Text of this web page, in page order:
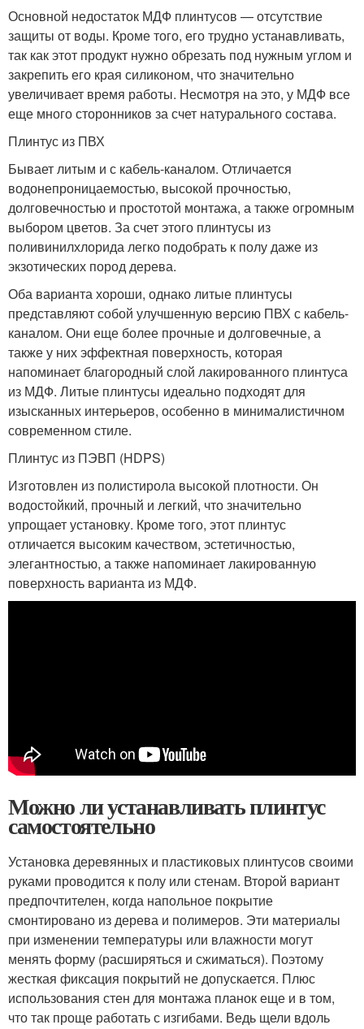
Основной недостаток МДФ плинтусов — отсутствие
защиты от воды. Кроме того, его трудно устанавливать,
так как этот продукт нужно обрезать под нужным углом и
закрепить его края силиконом, что значительно
увеличивает время работы. Несмотря на это, у МДФ все
еще много сторонников за счет натурального состава.
Плинтус из ПВХ
Бывает литым и с кабель-каналом. Отличается
водонепроницаемостью, высокой прочностью,
долговечностью и простотой монтажа, а также огромным
выбором цветов. За счет этого плинтусы из
поливинилхлорида легко подобрать к полу даже из
экзотических пород дерева.
Оба варианта хороши, однако литые плинтусы
представляют собой улучшенную версию ПВХ с кабель-
каналом. Они еще более прочные и долговечные, а
также у них эффектная поверхность, которая
напоминает благородный слой лакированного плинтуса
из МДФ. Литые плинтусы идеально подходят для
изысканных интерьеров, особенно в минималистичном
современном стиле.
Плинтус из ПЭВП (HDPS)
Изготовлен из полистирола высокой плотности. Он
водостойкий, прочный и легкий, что значительно
упрощает установку. Кроме того, этот плинтус
отличается высоким качеством, эстетичностью,
элегантностью, а также напоминает лакированную
поверхность варианта из МДФ.
Можно ли устанавливать плинтус
самостоятельно
Установка деревянных и пластиковых плинтусов своими
руками проводится к полу или стенам. Второй вариант
предпочтителен, когда напольное покрытие
смонтировано из дерева и полимеров. Эти материалы
при изменении температуры или влажности могут
менять форму (расширяться и сжиматься). Поэтому
жесткая фиксация покрытий не допускается. Плюс
использования стен для монтажа планок еще и в том,
что так проще работать с изгибами. Ведь щели вдоль